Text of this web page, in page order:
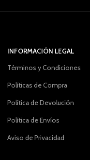
INFORMACIÓN LEGAL
Términos y Condiciones
Políticas de Compra
Política de Devolución
Política de Envíos
Aviso de Privacidad